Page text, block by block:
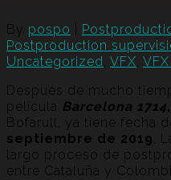
By pospo
Postproduction
Uncategorized, VFX,
Después de mucho
película Barcelona 1714,
Bofarull, ya tiene fecha
septiembre de 2019.
largo proceso de
entre Cataluña y